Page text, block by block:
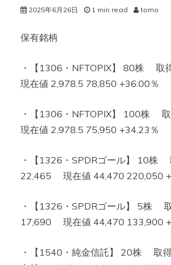
2025年6月26日 1 min read tomo
保有銘柄
・【1306・NFTOPIX】 80株 取
現在値 2,978.5 78,850 +36.00％
・【1306・NFTOPIX】 100株
現在値 2,978.5 75,950 +34.23％
・【1326・SPDRゴール】 10株
22,465 現在値 44,470 220,050
・【1326・SPDRゴール】 5株
17,690 現在値 44,470 133,900
・【1540・純金信託】 20株 取